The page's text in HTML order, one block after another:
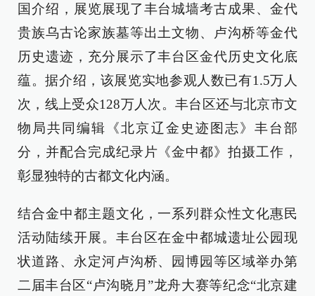
国介绍，展览展现了丰台城墙考古成果、金代
贵族乌古论家族墓等出土文物、卢沟桥等金代
历史遗迹，充分展示了丰台区金代历史文化底
蕴。据介绍，该展览实地参观人数已有1.5万人
次，线上受众128万人次。丰台区还与北京市文
物局共同编辑《北京辽金史迹图志》丰台部
分，并配合完成纪录片《金中都》拍摄工作，
彰显独特的古都文化内涵。
结合金中都主题文化，一系列群众性文化惠民
活动陆续开展。丰台区在金中都城遗址公园现
状道路、永定河卢沟桥、园博园等区域举办第
二届丰台区“卢沟晓月”龙舟大赛等纪念“北京建